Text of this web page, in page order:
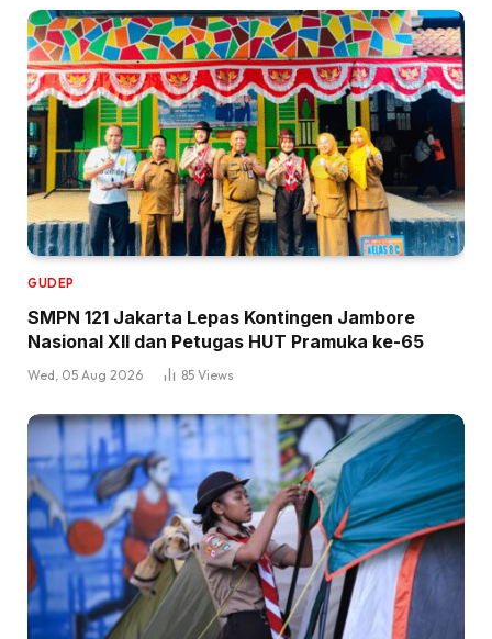
GUDEP
SMPN 121 Jakarta Lepas Kontingen Jambore
Nasional XII dan Petugas HUT Pramuka ke-65
Wed, 05 Aug 2026 85 Views